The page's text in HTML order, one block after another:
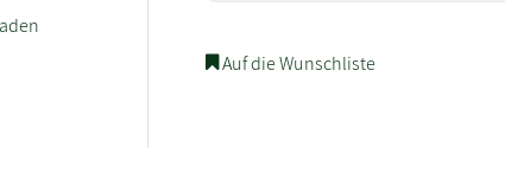
Auf die Wunschliste